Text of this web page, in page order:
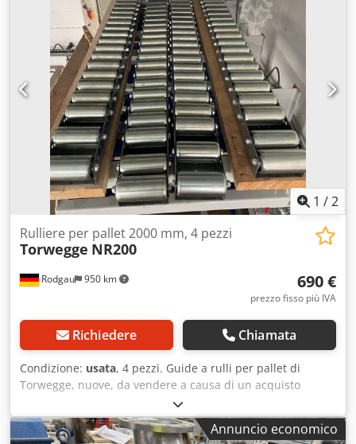
1 /2
Rodgau 950 km
Rulliere per pallet 2000 mm, 4 pezzi
Torwegge NR200
690 €
prezzo fisso più IVA
Richiedere Chiamata
Condizione: usata, 4 pezzi. Guide a rulli per pallet di
Torwegge, nuove, da vendere a causa di un acquisto
errato. Dcsdpex Hwrwjfx Al Rsk NR200 #0040329 Profilo:
65/130/65 x 3 mm Passo: 66 mm Altezza: 80 mm Capacità
di carico/rullo: 160 kg (NR200/60/10) Profilo in lamiera di
Annuncio economico